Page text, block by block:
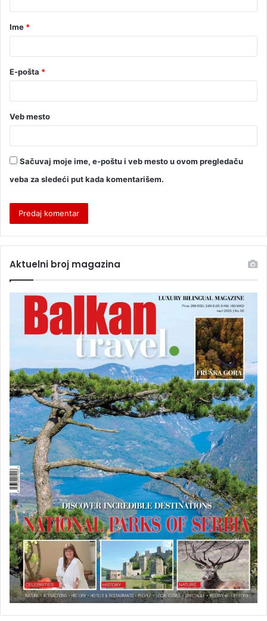
Ime *
E-pošta *
Veb mesto
Sačuvaj moje ime, e-poštu i veb mesto u ovom pregledaču
veba za sledeći put kada komentarišem.
Aktuelni broj magazina